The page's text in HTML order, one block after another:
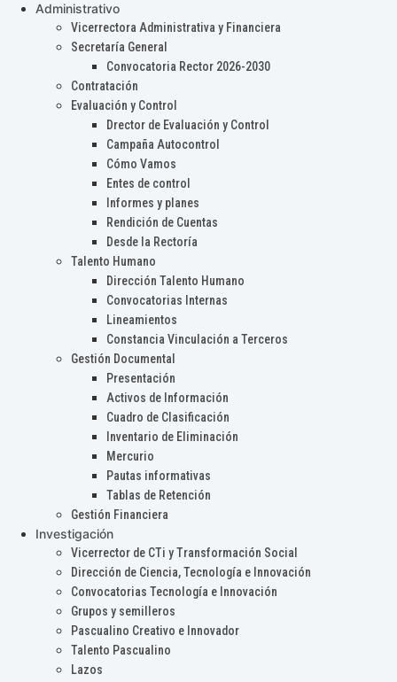
Administrativo
Vicerrectora Administrativa y Financiera
Secretaría General
Convocatoria Rector 2026-2030
Contratación
Evaluación y Control
Drector de Evaluación y Control
Campaña Autocontrol
Cómo Vamos
Entes de control
Informes y planes
Rendición de Cuentas
Desde la Rectoría
Talento Humano
Dirección Talento Humano
Convocatorias Internas
Lineamientos
Constancia Vinculación a Terceros
Gestión Documental
Presentación
Activos de Información
Cuadro de Clasificación
Inventario de Eliminación
Mercurio
Pautas informativas
Tablas de Retención
Gestión Financiera
Investigación
Vicerrector de CTi y Transformación Social
Dirección de Ciencia, Tecnología e Innovación
Convocatorias Tecnología e Innovación
Grupos y semilleros
Pascualino Creativo e Innovador
Talento Pascualino
Lazos